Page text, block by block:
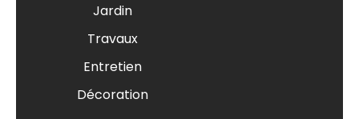
Jardin
Travaux
Entretien
Décoration